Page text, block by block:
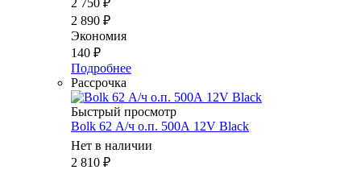
2 890 ₽
Экономия
140 ₽
Подробнее
Рассрочка
Быстрый просмотр
Bolk 62 А/ч о.п. 500А 12V Black
Нет в наличии
2 810 ₽